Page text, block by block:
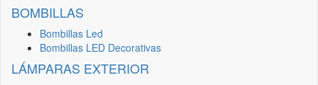
BOMBILLAS
Bombillas Led
Bombillas LED Decorativas
LÁMPARAS EXTERIOR